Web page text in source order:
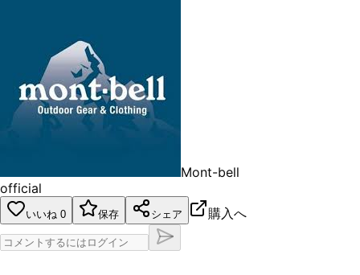
Mont-bell
official
いいね 0 保存 シェア 購入へ